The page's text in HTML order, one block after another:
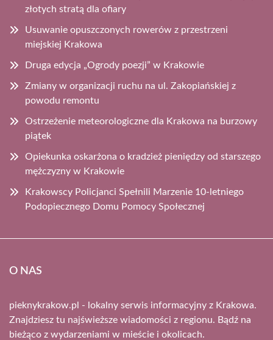
złotych stratą dla ofiary
Usuwanie opuszczonych rowerów z przestrzeni
miejskiej Krakowa
Druga edycja „Ogrody poezji” w Krakowie
Zmiany w organizacji ruchu na ul. Zakopiańskiej z
powodu remontu
Ostrzeżenie meteorologiczne dla Krakowa na burzowy
piątek
Opiekunka oskarżona o kradzież pieniędzy od starszego
mężczyzny w Krakowie
Krakowscy Policjanci Spełnili Marzenie 10-letniego
Podopiecznego Domu Pomocy Społecznej
O NAS
pieknykrakow.pl - lokalny serwis informacyjny z Krakowa.
Znajdziesz tu najświeższe wiadomości z regionu. Bądź na
bieżąco z wydarzeniami w mieście i okolicach.